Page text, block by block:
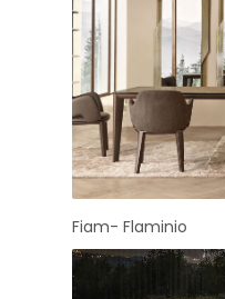
Fiam- Flaminio